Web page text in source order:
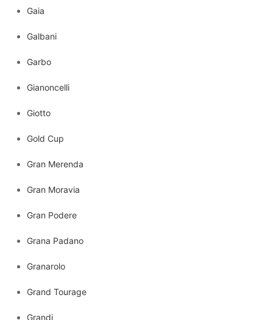
Gaia
Galbani
Garbo
Gianoncelli
Giotto
Gold Cup
Gran Merenda
Gran Moravia
Gran Podere
Grana Padano
Granarolo
Grand Tourage
Grandi